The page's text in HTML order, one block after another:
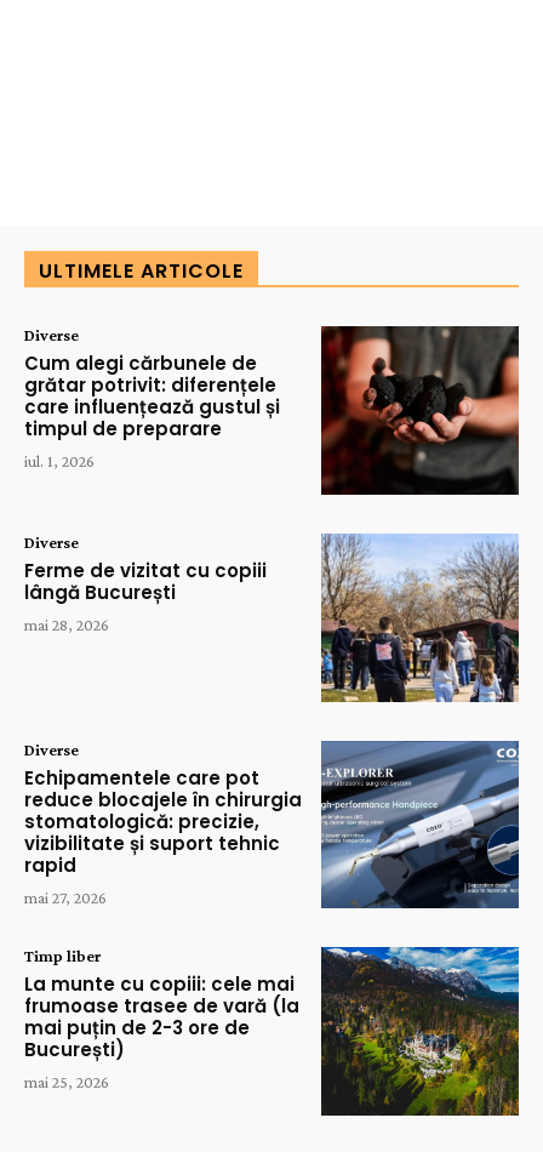
ULTIMELE ARTICOLE
Diverse
Cum alegi cărbunele de
grătar potrivit: diferențele
care influențează gustul și
timpul de preparare
iul. 1, 2026
Diverse
Ferme de vizitat cu copiii
lângă București
mai 28, 2026
Diverse
Echipamentele care pot
reduce blocajele în chirurgia
stomatologică: precizie,
vizibilitate și suport tehnic
rapid
mai 27, 2026
Timp liber
La munte cu copiii: cele mai
frumoase trasee de vară (la
mai puțin de 2-3 ore de
București)
mai 25, 2026